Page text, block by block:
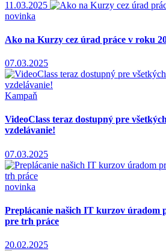
11.03.2025
novinka
Ako na Kurzy cez úrad práce v roku
07.03.2025
Kampaň
VideoClass teraz dostupný pre
vzdelávanie!
07.03.2025
novinka
Preplácanie našich IT kurzov úradom
pre trh práce
20.02.2025